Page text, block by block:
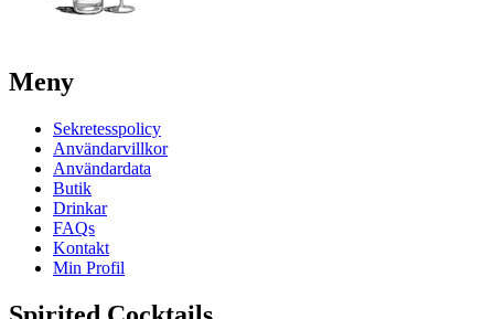
Meny
Sekretesspolicy
Användarvillkor
Användardata
Butik
Drinkar
FAQs
Kontakt
Min Profil